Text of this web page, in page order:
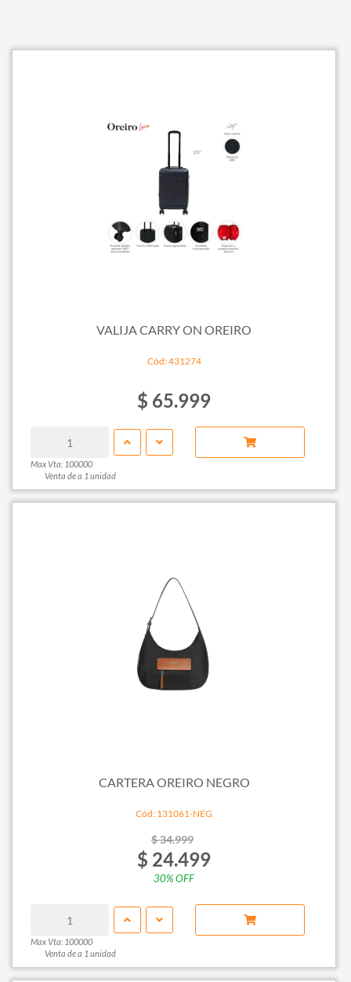
VALIJA CARRY ON OREIRO
Cód: 431274
$ 65.999
Max Vta: 100000
Venta de a 1 unidad
CARTERA OREIRO NEGRO
Cód: 131061-NEG
$ 34.999
$ 24.499
30% OFF
Max Vta: 100000
Venta de a 1 unidad